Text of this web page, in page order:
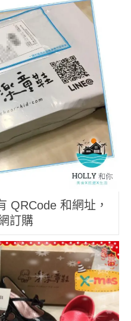
QRCode 和網址，
訂購